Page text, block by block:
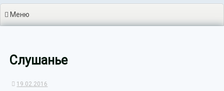
Меню
Слушанье
19.02.2016